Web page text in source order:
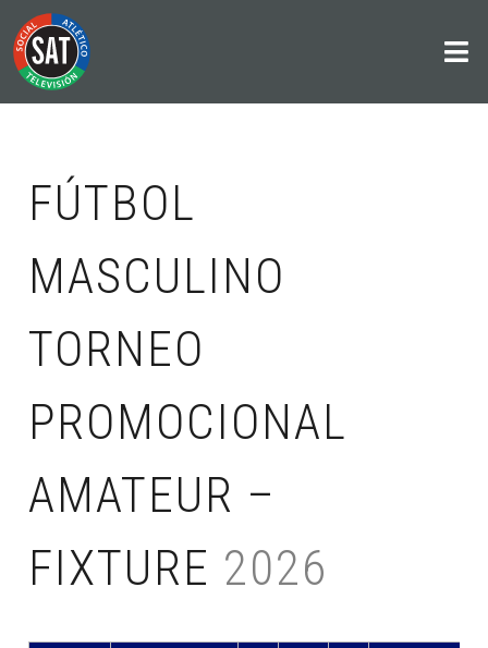
FÚTBOL
MASCULINO
TORNEO
PROMOCIONAL
AMATEUR –
FIXTURE 2026